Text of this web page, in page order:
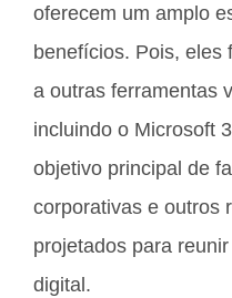
oferecem um amplo
benefícios. Pois, eles
a outras ferramentas
incluindo o Microsoft
objetivo principal de
corporativas e outros
projetados para
digital.